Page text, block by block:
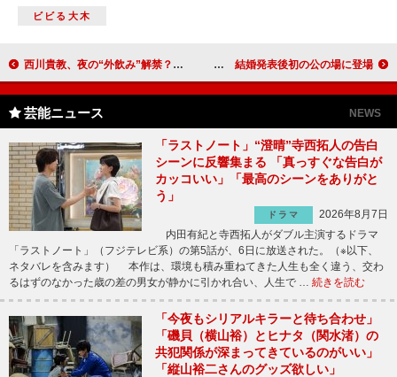
ビビる大木
西川貴教、夜の“外飲み”解禁？ 後輩と飲みに出掛け「喜んでくれてる」 西山茉希、つわりなく体調万全「元気です！」 結婚発表後初の公の場に登場
芸能ニュース NEWS
「ラストノート」“澄晴”寺西拓人の告白
シーンに反響集まる 「真っすぐな告白が
カッコいい」「最高のシーンをありがと
う」
ドラマ
2026年8月7日
内田有紀と寺西拓人がダブル主演するドラマ
「ラストノート」（フジテレビ系）の第5話が、6日に放送された。（※以下、
ネタバレを含みます） 本作は、環境も積み重ねてきた人生も全く違う、交わ
るはずのなかった歳の差の男女が静かに引かれ合い、人生で … 続きを読む
「今夜もシリアルキラーと待ち合わせ」
「磯貝（横山裕）とヒナタ（関水渚）の
共犯関係が深まってきているのがいい」
「縦山裕二さんのグッズ欲しい」